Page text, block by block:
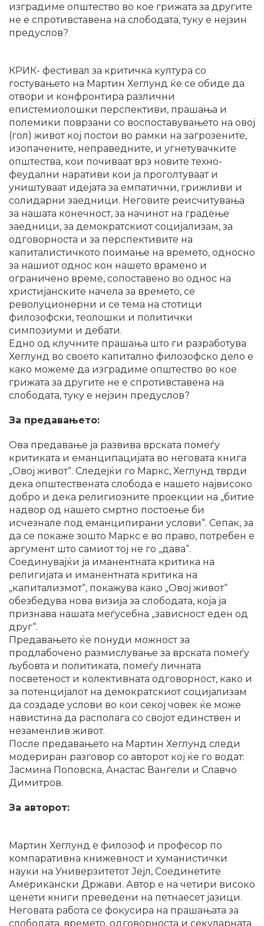
изградиме општество во кое грижата за другите
не е спротивставена на слободата, туку е нејзин
предуслов?
КРИК- фестивал за критичка култура со
гостувањето на Мартин Хеглунд ќе се обиде да
отвори и конфронтира различни
епистемиолошки перспективи, прашања и
полемики поврзани со воспоставувањето на овој
(гол) живот кој постои во рамки на загрозените,
изопачените, неправедните, и угнетувачките
општества, кои почиваат врз новите техно-
феудални наративи кои ја проголтуваат и
уништуваат идејата за емпатични, грижливи и
солидарни заедници. Неговите реисчитувања
за нашата конечност, за начинот на градење
заедници, за демократскиот социјализам, за
одговорноста и за перспективите на
капиталистичкото поимање на времето, односно
за нашиот однос кон нашето врамено и
ограничено време, сопоставено во однос на
христијанските начела за времето, се
револуционерни и се тема на стотици
филозофски, теолошки и политички
симпозиуми и дебати.
Едно од клучните прашања што ги разработува
Хеглунд во своето капитално филозофско дело е
како можеме да изградиме општество во кое
грижата за другите не е спротивставена на
слободата, туку е нејзин предуслов?
За предавањето:
Ова предавање ја развива врската помеѓу
критиката и еманципацијата во неговата книга
„Овој живот“. Следејќи го Маркс, Хеглунд тврди
дека општествената слобода е нашето највисоко
добро и дека религиозните проекции на „битие
надвор од нашето смртно постоење би
исчезнале под еманципирани услови“. Сепак, за
да се покаже зошто Маркс е во право, потребен е
аргумент што самиот тој не го „дава“.
Соединувајќи ја иманентната критика на
религијата и иманентната критика на
„капитализмот“, покажува како „Овој живот“
обезбедува нова визија за слободата, која ја
признава нашата меѓусебна „зависност еден од
друг“.
Предавањето ќе понуди можност за
продлабочено размислување за врската помеѓу
љубовта и политиката, помеѓу личната
посветеност и колективната одговорност, како и
за потенцијалот на демократскиот социјализам
да создаде услови во кои секој човек ќе може
навистина да располага со својот единствен и
незаменлив живот.
После предавањето на Мартин Хеглунд следи
модериран разговор со авторот кој ќе го водат:
Јасмина Поповска, Анастас Вангели и Славчо
Димитров.
За авторот:
Мартин Хеглунд е филозоф и професор по
компаративна книжевност и хуманистички
науки на Универзитетот Јејл, Соединетите
Американски Држави. Автор е на четири високо
ценети книги преведени на петнаесет јазици.
Неговата работа се фокусира на прашањата за
слободата, времето, одговорноста и секуларната